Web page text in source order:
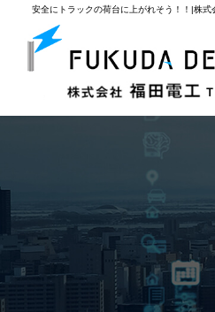
安全にトラックの荷台に上がれそう！！|株式